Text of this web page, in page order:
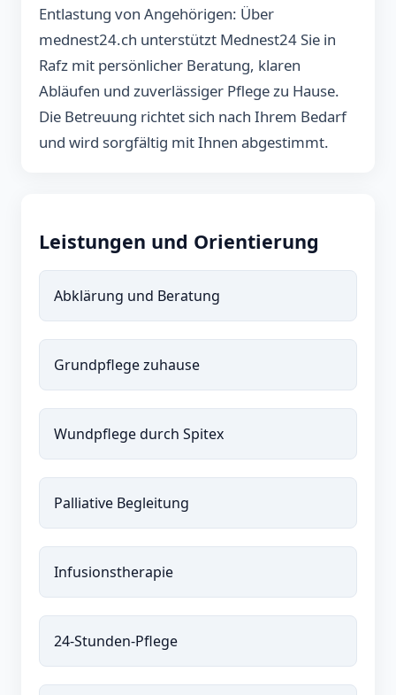
Entlastung von Angehörigen: Über
mednest24.ch unterstützt Mednest24 Sie in
Rafz mit persönlicher Beratung, klaren
Abläufen und zuverlässiger Pflege zu Hause.
Die Betreuung richtet sich nach Ihrem Bedarf
und wird sorgfältig mit Ihnen abgestimmt.
Leistungen und Orientierung
Abklärung und Beratung
Grundpflege zuhause
Wundpflege durch Spitex
Palliative Begleitung
Infusionstherapie
24-Stunden-Pflege